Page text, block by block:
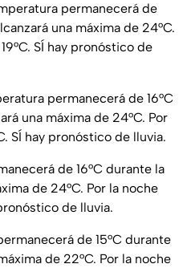
permanecerá de
una máxima de 24°C.
SÍ hay pronóstico de
permanecerá de 16°C
una máxima de 24°C. Por
SÍ hay pronóstico de lluvia.
de 16°C durante la
de 24°C. Por la noche
de lluvia.
de 15°C durante
de 22°C. Por la noche